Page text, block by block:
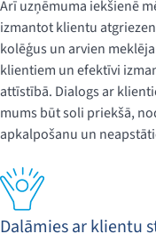
Arī uzņēmuma iekšienē
izmantot klientu
kolēģus un arvien
klientiem un efektīvi
attīstībā. Dialogs ar
mums būt soli priekšā,
apkalpošanu un
Dalāmies ar klientu